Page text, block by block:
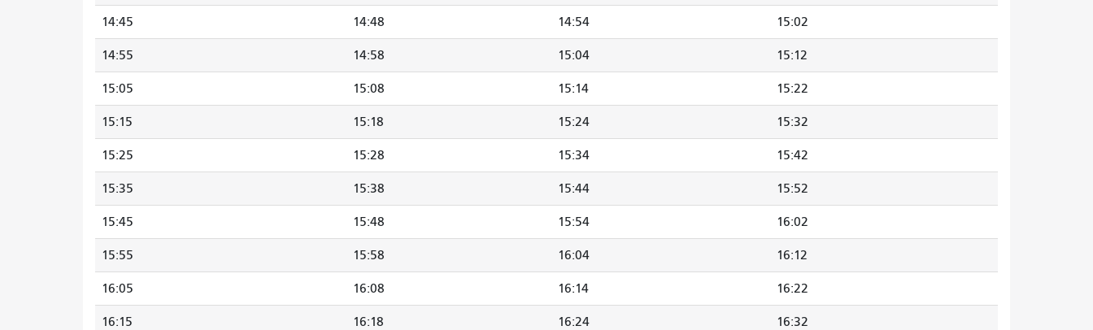
14:45 14:48 14:54 15:02
14:55 14:58 15:04 15:12
15:05 15:08 15:14 15:22
15:15 15:18 15:24 15:32
15:25 15:28 15:34 15:42
15:35 15:38 15:44 15:52
15:45 15:48 15:54 16:02
15:55 15:58 16:04 16:12
16:05 16:08 16:14 16:22
16:15 16:18 16:24 16:32